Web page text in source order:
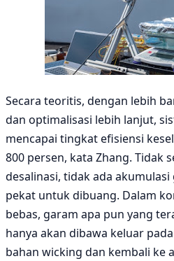
Secara teoritis, dengan lebih
dan optimalisasi lebih lanjut,
mencapai tingkat efisiensi
800 persen, kata Zhang. Tidak
desalinasi, tidak ada
pekat untuk dibuang. Dalam
bebas, garam apa pun yang
hanya akan dibawa keluar
bahan wicking dan kembali ke